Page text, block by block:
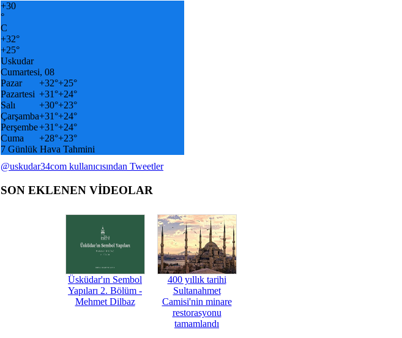
+30
°
C
+32°
+25°
Uskudar
Cumartesi, 08
Pazar
+32°+25°
Pazartesi +31°+24°
Salı
+30°+23°
Çarşamba+31°+24°
Perşembe+31°+24°
Cuma
+28°+23°
7 Günlük Hava Tahmini
@uskudar34com kullanıcısından Tweetler
SON EKLENEN VİDEOLAR
Üsküdar'ın Sembol
Yapıları 2. Bölüm -
Mehmet Dilbaz
400 yıllık tarihi
Sultanahmet
Camisi'nin minare
restorasyonu
tamamlandı